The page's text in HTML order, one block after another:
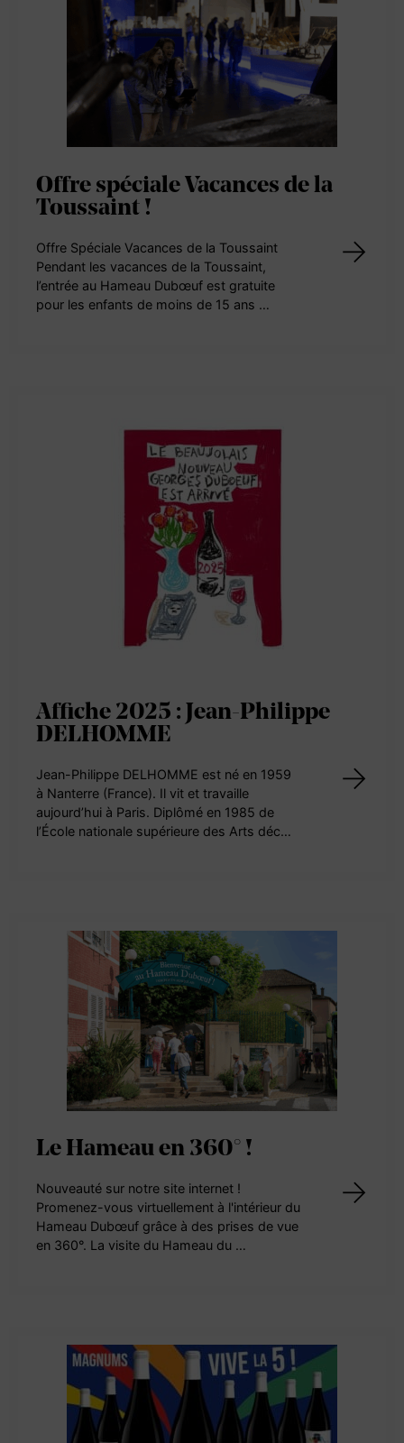
Offre spéciale Vacances de la
Toussaint !
Offre Spéciale Vacances de la Toussaint
Pendant les vacances de la Toussaint,
l’entrée au Hameau Dubœuf est gratuite
pour les enfants de moins de 15 ans …
Affiche 2025 : Jean-Philippe
DELHOMME
Jean-Philippe DELHOMME est né en 1959
à Nanterre (France). Il vit et travaille
aujourd’hui à Paris. Diplômé en 1985 de
l’École nationale supérieure des Arts déc…
Le Hameau en 360° !
Nouveauté sur notre site internet !
Promenez-vous virtuellement à l'intérieur du
Hameau Dubœuf grâce à des prises de vue
en 360°. La visite du Hameau du …